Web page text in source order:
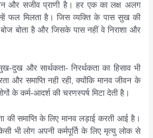
और सजीव प्राणी है। हर एक का लक्ष अलग
फल मिलता है। जिस व्यक्ति के पास सुख की
बोता है और जिसके पास नहीं वे निराशा और
दुख और सार्थकता- निरर्थकता का हिसाव भी
और समाप्ति नही रही, क्योंकि मानव जीवन के
के कर्म-आदर्श की चरणस्पर्ष मिटा देती है।
की समाप्ति के लिए मानव लड़ाई करती आई है।
भी लोग अपनी कर्मपूर्ति के लिए मृत्यु लोक से